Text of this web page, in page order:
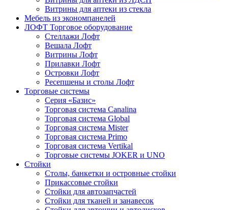
Витрины для аптеки из стекла
Мебель из экономпанелей
ЛОФТ Торговое оборудование
Стеллажи Лофт
Вешала Лофт
Витрины Лофт
Прилавки Лофт
Островки Лофт
Ресепшены и столы Лофт
Торговые системы
Серия «Базис»
Торговая система Canalina
Торговая система Global
Торговая система Mister
Торговая система Primo
Торговая система Vertikal
Торговые системы JOKER и UNO
Стойки
Столы, банкетки и островные стойки
Прикассовые стойки
Стойки для автозапчастей
Стойки для тканей и занавесок